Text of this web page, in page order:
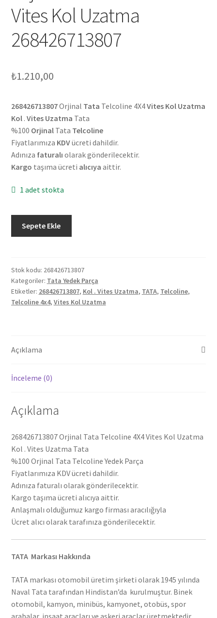
Vites Kol Uzatma
268426713807
₺1.210,00
268426713807Orjinal Tata Telcoline 4X4Vites Kol Uzatma
Kol. Vites Uzatma Tata
%100 OrjinalTata Telcoline
Fiyatlarımıza KDVücreti dahildir.
Adınıza faturalı olarak gönderilecektir.
Kargo taşıma ücreti alıcıya aittir.
1 adet stokta
Vites
Kol
Uzatma
268426713807
Sepete Ekle
Stok kodu: 268426713807
Kategoriler: Tata Yedek Parça
Etiketler: 268426713807, Kol . Vites Uzatma, TATA, Telcoline,
Telcoline 4x4, Vites Kol Uzatma
Açıklama
İnceleme (0)
Açıklama
268426713807 Orjinal Tata Telcoline 4X4 Vites Kol Uzatma
Kol . Vites Uzatma Tata
%100 Orjinal Tata Telcoline Yedek Parça
Fiyatlarımıza KDV ücreti dahildir.
Adınıza faturalı olarak gönderilecektir.
Kargo taşıma ücreti alıcıya aittir.
Anlaşmalı olduğumuz kargo firması aracılığıyla
Ücret alıcı olarak tarafınıza gönderilecektir.
TATA Markası Hakkında
TATA markası otomobil üretim şirketi olarak 1945 yılında
Naval Tata tarafından Hindistan’da kurulmuştur. Binek
otomobil, kamyon, minibüs, kamyonet, otobüs, spor